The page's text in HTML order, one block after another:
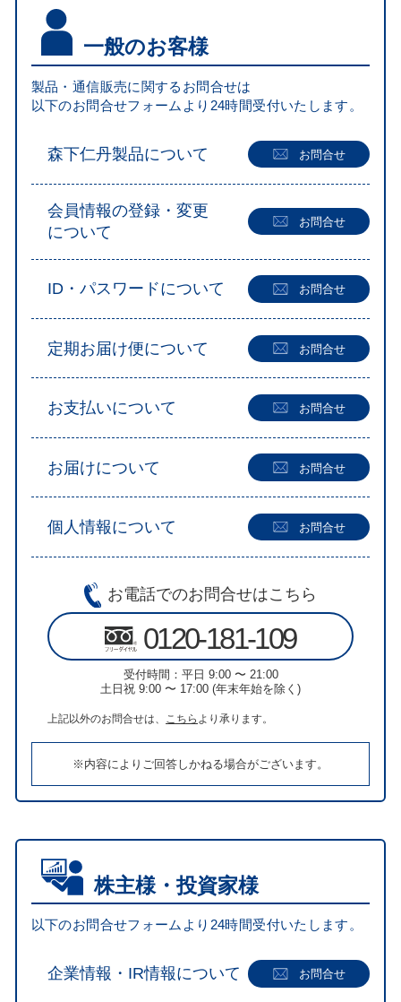
一般のお客様
製品・通信販売に関するお問合せは
以下のお問合せフォームより24時間受付いたします。
森下仁丹製品について お問合せ
会員情報の登録・変更
について
お問合せ
ID・パスワードについて お問合せ
定期お届け便について お問合せ
お支払いについて お問合せ
お届けについて お問合せ
個人情報について お問合せ
お電話でのお問合せはこちら
0120-181-109
受付時間：平日 9:00 〜 21:00
土日祝 9:00 〜 17:00 (年末年始を除く)
上記以外のお問合せは、 こちら より承ります。
※内容によりご回答しかねる場合がございます。
株主様・投資家様
以下のお問合せフォームより24時間受付いたします。
企業情報・IR情報について お問合せ